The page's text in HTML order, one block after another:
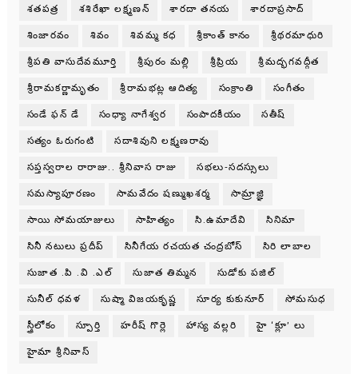
శతపత్ర శశిరేఖా లక్ష్మణన్ శారదా తనయ శారదాప్రసాద్
శింజారవం శివం శివమ్మ కధ శ్రీకాంత్ కానం శ్రీథరమాధురి
శ్రీపతి వాసుదేవమూర్తి శ్రీపురం మల్లి శ్రీప్రియ శ్రీమద్భగవద్గీత
శ్రీరామకర్ణామృతం శ్రీరామభట్ల ఆదిత్య సంక్రాంతి సంగీతం
సండే ఫన్ డే సంధ్యా నాగేశ్వర సంపాదకీయం సతీష్
సత్యం ఓరుగంటి సదాశివుని లక్ష్మణరావు
సప్తస్వరాల రారాజు.. శ్రీనివాస రాజు సభలు-సదస్సులు
సమస్యాపూరణం సామవేదం షణ్ముఖశర్మ సామ్రాజ్ఞి
సాయి సోమయాజులు సాహిత్యం సి.ఉమాదేవి సినిమా
సినీ నటులు ప్రదీప్ సినీగేయ రచయత చంద్రబోస్ సిరి లాబాల
సుజాత .పి .వి .ఎల్ సుజాత తిమ్మన సుడోకు పజిల్
సునీల్ ధవళ సుష్మా విజయకృష్ణ సూర్య కుకునూర్ సోమసుధ
స్త్రీలోకం స్పూర్తి హరీష్ గొర్లె హాస్య వల్లరి హై ‘క్లూ’ లు
హైమా శ్రీనివాస్